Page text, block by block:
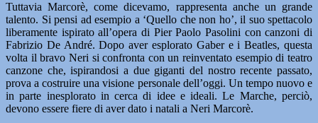
Tuttavia Marcorè, come dicevamo, rappresenta anche un grande
talento. Si pensi ad esempio a ‘Quello che non ho’, il suo spettacolo
liberamente ispirato all’opera di Pier Paolo Pasolini con canzoni di
Fabrizio De André. Dopo aver esplorato Gaber e i Beatles, questa
volta il bravo Neri si confronta con un reinventato esempio di teatro
canzone che, ispirandosi a due giganti del nostro recente passato,
prova a costruire una visione personale dell’oggi. Un tempo nuovo e
in parte inesplorato in cerca di idee e ideali. Le Marche, perciò,
devono essere fiere di aver dato i natali a Neri Marcorè.